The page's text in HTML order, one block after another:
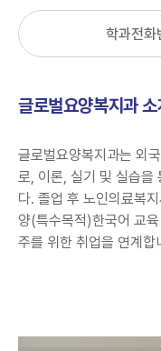
학과전
글로벌요양복지과 소
글로벌요양복지과는 외
로, 이론, 실기 및 실습을
다. 졸업 후 노인의료복
양(특수목적)한국어 교
주를 위한 취업을 연계합